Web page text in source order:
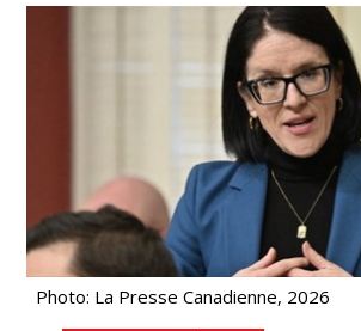
Photo: La Presse Canadienne, 2026